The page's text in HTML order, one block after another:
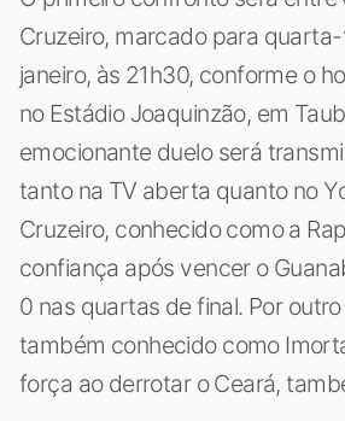
Cruzeiro, marcado para
janeiro, às 21h30, conforme o
no Estádio Joaquinzão, em
emocionante duelo será
tanto na TV aberta quanto no
Cruzeiro, conhecido como a
confiança após vencer o
0 nas quartas de final. Por
também conhecido como
força ao derrotar o Ceará,